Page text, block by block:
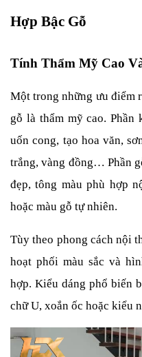
Hợp Bậc Gỗ
Tính Thẩm Mỹ Cao
Một trong những ưu điểm
gỗ là thẩm mỹ cao. Phần
uốn cong, tạo hoa văn,
trắng, vàng đồng… Phần
đẹp, tông màu phù hợp
hoặc màu gỗ tự nhiên.
Tùy theo phong cách nội
hoạt phối màu sắc và
hợp. Kiểu dáng phổ biến
chữ U, xoắn ốc hoặc kiểu